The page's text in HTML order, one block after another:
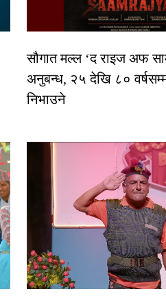
सौगात मल्ल ‘द राइज अफ
अनुबन्ध, २५ देखि ८०
निभाउने